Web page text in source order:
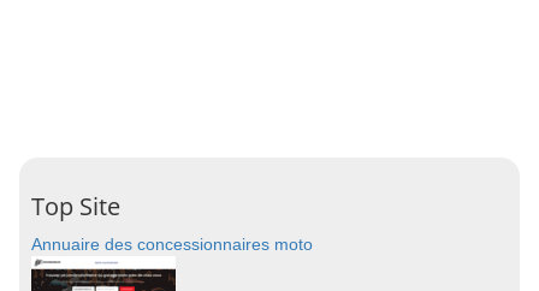
Top Site
Annuaire des concessionnaires moto